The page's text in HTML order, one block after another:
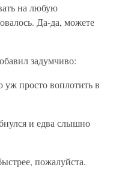
на любую
Да-да, можете
задумчиво:
уж просто воплотить в
и едва слышно
пожалуйста.